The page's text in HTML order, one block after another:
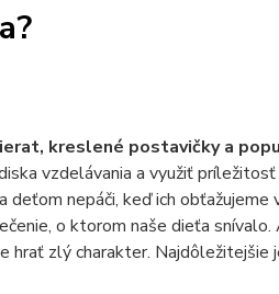
kreslené postavičky a
vzdelávania a využiť
nepáči, keď ich obťažujeme
o ktorom naše dieťa
hrať zlý charakter. Najdôležitejšie